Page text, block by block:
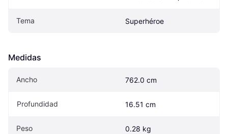
Tema Superhéroe
Medidas
Ancho 762.0 cm
Profundidad 16.51 cm
Peso 0.28 kg